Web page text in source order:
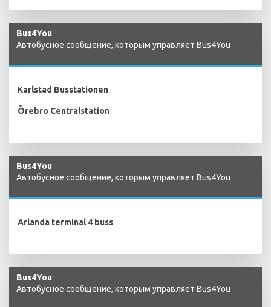
Bus4You
Автобусное сообщение, которым управляет Bus4You
Karlstad Busstationen
Örebro Centralstation
Bus4You
Автобусное сообщение, которым управляет Bus4You
Arlanda terminal 4 buss
Bus4You
Автобусное сообщение, которым управляет Bus4You